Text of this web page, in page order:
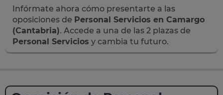
Infórmate ahora cómo presentarte a las
oposiciones de Personal Servicios en Camargo
(Cantabria). Accede a una de las 2 plazas de
Personal Servicios y cambia tu futuro.